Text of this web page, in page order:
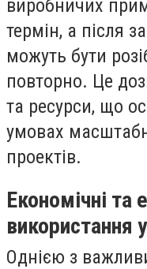
виробничих
термін, а після
можуть бути
повторно. Це
та ресурси, що
умовах
проектів.
Економічні та
використання
Однією з